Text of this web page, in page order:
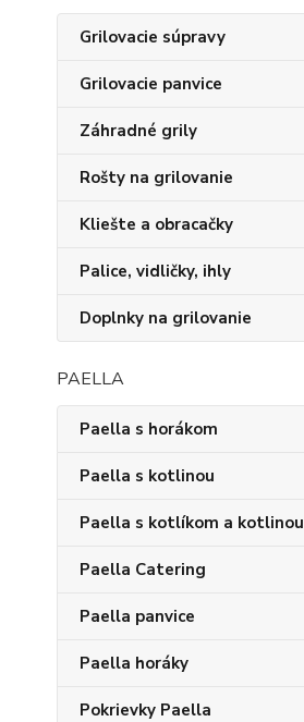
Grilovacie súpravy
Grilovacie panvice
Záhradné grily
Rošty na grilovanie
Kliešte a obracačky
Palice, vidličky, ihly
Doplnky na grilovanie
PAELLA
Paella s horákom
Paella s kotlinou
Paella s kotlíkom a kotlinou
Paella Catering
Paella panvice
Paella horáky
Pokrievky Paella